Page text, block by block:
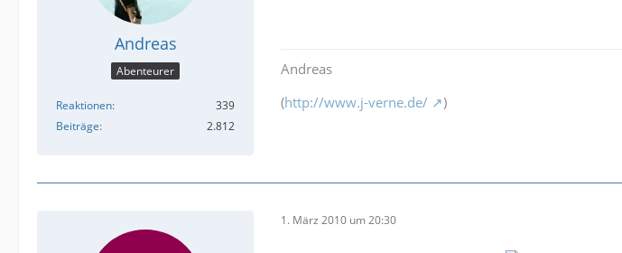
Andreas
Abenteurer
Reaktionen
339
Beiträge
2.812
Andreas
(http://www.j-verne.de/ )
1. März 2010 um 20:30